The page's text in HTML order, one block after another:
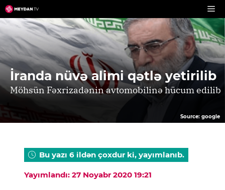
Skip
to
content
İranda nüvə alimi qətlə yetirilib
Möhsün Fəxrizadənin avtomobilinə hücum edilib
Source: google
Bu yazı 6 ildən çoxdur ki, yayımlanıb.
Yayımlandı: 27 Noyabr 2020 19:21